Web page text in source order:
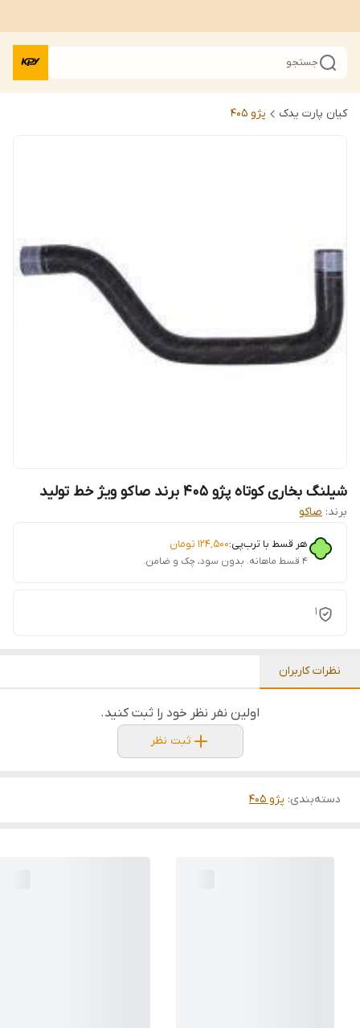
جستجو
کیان پارت یدک پژو 405
شیلنگ بخاری کوتاه پژو 405 برند صاکو ویژ خط تولید
برند: صاکو
هر قسط با ترب‌پی:۱۲۴٬۵۰۰ تومان
۴ قسط ماهانه. بدون سود، چک و ضامن.
1
نظرات کاربران
اولین نفر نظر خود را ثبت کنید.
ثبت نظر
دسته‌بندی: پژو 405